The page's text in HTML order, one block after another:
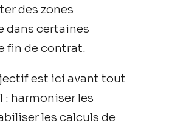
des zones
dans certaines
fin de contrat.
est ici avant tout
harmoniser les
les calculs de